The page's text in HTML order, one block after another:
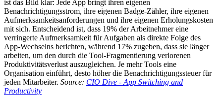
ist das Bild klar: Jede App bringt ihren eigenen
Benachrichtigungsstrom, ihre eigenen Badge-Zähler, ihre eigenen
Aufmerksamkeitsanforderungen und ihre eigenen Erholungskosten
mit sich. Entscheidend ist, dass 19% der Arbeitnehmer eine
verringerte Aufmerksamkeit für Aufgaben als direkte Folge des
App-Wechselns berichten, während 17% zugeben, dass sie länger
arbeiten, um den durch die Tool-Fragmentierung verlorenen
Produktivitätsverlust auszugleichen. Je mehr Tools eine
Organisation einführt, desto höher die Benachrichtigungssteuer für
jeden Mitarbeiter. Source: CIO Dive - App Switching and
Productivity